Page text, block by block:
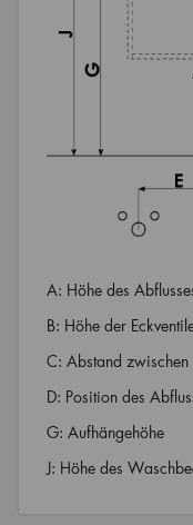
A: Höhe des
B: Höhe der
C: Abstand zwischen
D: Position des
G: Aufhängehöhe
J: Höhe des